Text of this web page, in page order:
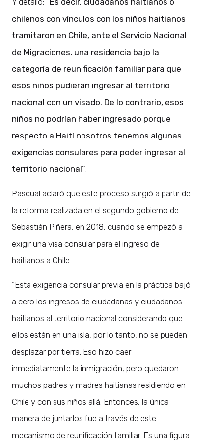
chilenos con vínculos con los niños haitianos
tramitaron en Chile, ante el Servicio Nacional
de Migraciones, una residencia bajo la
categoría de reunificación familiar para que
esos niños pudieran ingresar al territorio
nacional con un visado. De lo contrario, esos
niños no podrían haber ingresado porque
respecto a Haití nosotros tenemos algunas
exigencias consulares para poder ingresar al
territorio nacional”
Pascual aclaró que este proceso surgió a partir de
la reforma realizada en el segundo gobierno de
Sebastián Piñera, en 2018, cuando se empezó a
exigir una visa consular para el ingreso de
haitianos a Chile.
“Esta exigencia consular previa en la práctica bajó
a cero los ingresos de ciudadanas y ciudadanos
haitianos al territorio nacional considerando que
ellos están en una isla, por lo tanto, no se pueden
desplazar por tierra. Eso hizo caer
inmediatamente la inmigración, pero quedaron
muchos padres y madres haitianas residiendo en
Chile y con sus niños allá. Entonces, la única
manera de juntarlos fue a través de este
mecanismo de reunificación familiar. Es una figura